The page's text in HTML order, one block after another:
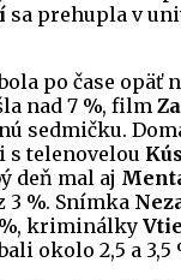
sa prehupla v
po čase opäť
nad 7 %, film
sedmičku.
telenovelou
deň mal aj
3 %. Snímka
kriminálky
okolo 2,5 a 3,5